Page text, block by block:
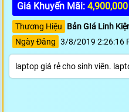
Giá Khuyến Mãi:
Thương Hiệu
Bản GIá Linh
Ngày Đăng 3/8/2019 2:26:16
laptop giá rẻ cho sinh viên.